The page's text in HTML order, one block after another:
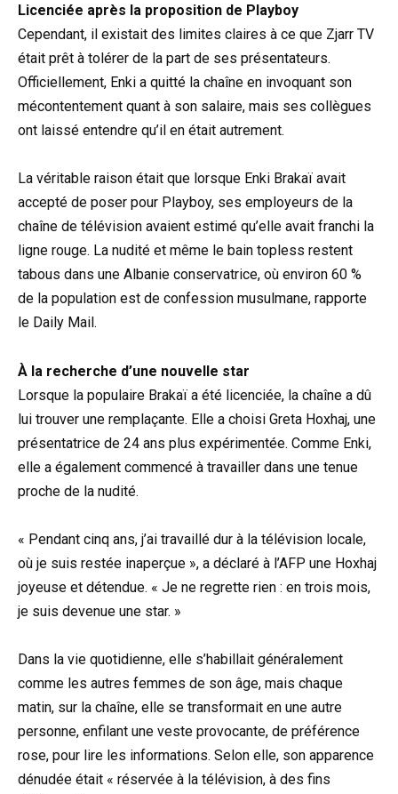
Licenciée après la proposition de Playboy
Cependant, il existait des limites claires à ce que Zjarr TV
était prêt à tolérer de la part de ses présentateurs.
Officiellement, Enki a quitté la chaîne en invoquant son
mécontentement quant à son salaire, mais ses collègues
ont laissé entendre qu’il en était autrement.
La véritable raison était que lorsque Enki Brakaï avait
accepté de poser pour Playboy, ses employeurs de la
chaîne de télévision avaient estimé qu’elle avait franchi la
ligne rouge. La nudité et même le bain topless restent
tabous dans une Albanie conservatrice, où environ 60 %
de la population est de confession musulmane, rapporte
le Daily Mail.
À la recherche d’une nouvelle star
Lorsque la populaire Brakaï a été licenciée, la chaîne a dû
lui trouver une remplaçante. Elle a choisi Greta Hoxhaj, une
présentatrice de 24 ans plus expérimentée. Comme Enki,
elle a également commencé à travailler dans une tenue
proche de la nudité.
« Pendant cinq ans, j’ai travaillé dur à la télévision locale,
où je suis restée inaperçue », a déclaré à l’AFP une Hoxhaj
joyeuse et détendue. « Je ne regrette rien : en trois mois,
je suis devenue une star. »
Dans la vie quotidienne, elle s’habillait généralement
comme les autres femmes de son âge, mais chaque
matin, sur la chaîne, elle se transformait en une autre
personne, enfilant une veste provocante, de préférence
rose, pour lire les informations. Selon elle, son apparence
dénudée était « réservée à la télévision, à des fins